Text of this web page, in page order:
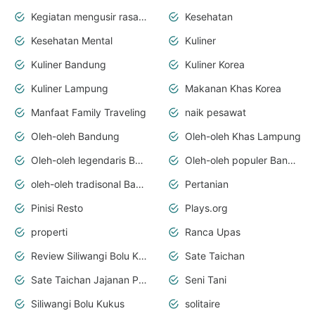
Kegiatan mengusir rasa bosan
Kesehatan
Kesehatan Mental
Kuliner
Kuliner Bandung
Kuliner Korea
Kuliner Lampung
Makanan Khas Korea
Manfaat Family Traveling
naik pesawat
Oleh-oleh Bandung
Oleh-oleh Khas Lampung
Oleh-oleh legendaris Bandung
Oleh-oleh populer Bandung
oleh-oleh tradisonal Bandung
Pertanian
Pinisi Resto
Plays.org
properti
Ranca Upas
Review Siliwangi Bolu Kukus
Sate Taichan
Sate Taichan Jajanan Papi
Seni Tani
Siliwangi Bolu Kukus
solitaire